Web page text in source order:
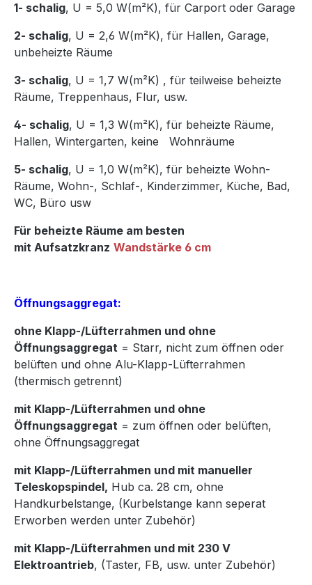
1- schalig, U = 5,0 W(m²K), für Carport oder Garage
2- schalig, U = 2,6 W(m²K), für Hallen, Garage,
unbeheizte Räume
3- schalig, U = 1,7 W(m²K) , für teilweise beheizte
Räume, Treppenhaus, Flur, usw.
4- schalig, U = 1,3 W(m²K), für beheizte Räume,
Hallen, Wintergarten, keine Wohnräume
5- schalig, U = 1,0 W(m²K), für beheizte Wohn-
Räume, Wohn-, Schlaf-, Kinderzimmer, Küche, Bad,
WC, Büro usw
Für beheizte Räume am besten
mit Aufsatzkranz Wandstärke 6 cm
Öffnungsaggregat:
ohne Klapp-/Lüfterrahmen und ohne
Öffnungsaggregat = Starr, nicht zum öffnen oder
belüften und ohne Alu-Klapp-Lüfterrahmen
(thermisch getrennt)
mit Klapp-/Lüfterrahmen und ohne
Öffnungsaggregat = zum öffnen oder belüften,
ohne Öffnungsaggregat
mit Klapp-/Lüfterrahmen und mit manueller
Teleskopspindel, Hub ca. 28 cm, ohne
Handkurbelstange, (Kurbelstange kann seperat
Erworben werden unter Zubehör)
mit Klapp-/Lüfterrahmen und mit 230 V
Elektroantrieb, (Taster, FB, usw. unter Zubehör)